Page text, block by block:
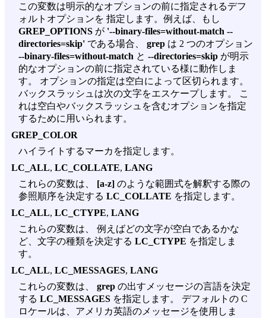
この変数は明示的なオプションの前に指定されるデフ
ォルトオプションを 指定します。例えば、もし
GREP_OPTIONS が '--binary-files=without-match --
directories=skip' である場合、 grep は 2 つのオプション
--binary-files=without-match と --directories=skip が明示
的なオプションの前に指定されている様に動作しま
す。 オプションの指定は空白によって区切られます。
バックスラッシュは次の文字をエスケープします。 こ
れは空白やバックスラッシュを含むオプションを指定
するために用いられます。
GREP_COLOR
ハイライトするマーカを指定します。
LC_ALL, LC_COLLATE, LANG
これらの変数は、 [a-z] のような範囲式を解釈する際の
参照順序を決定する LC_COLLATE を指定します。
LC_ALL, LC_CTYPE, LANG
これらの変数は、 例えばどの文字が空白であるかな
ど、文字の種類を決定する LC_CTYPE を指定しま
す。
LC_ALL, LC_MESSAGES, LANG
これらの変数は、 grep の出すメッセージの言語を決定
する LC_MESSAGES を指定します。 デフォルトの C
ロケールは、アメリカ英語のメッセージを使用しま